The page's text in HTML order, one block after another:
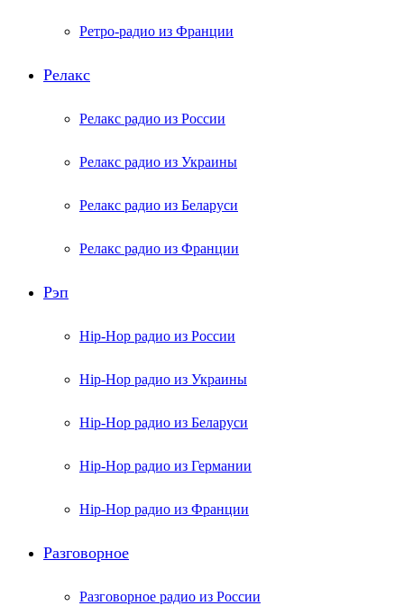
Ретро-радио из Франции
Релакс
Релакс радио из России
Релакс радио из Украины
Релакс радио из Беларуси
Релакс радио из Франции
Рэп
Hip-Hop радио из России
Hip-Hop радио из Украины
Hip-Hop радио из Беларуси
Hip-Hop радио из Германии
Hip-Hop радио из Франции
Разговорное
Разговорное радио из России